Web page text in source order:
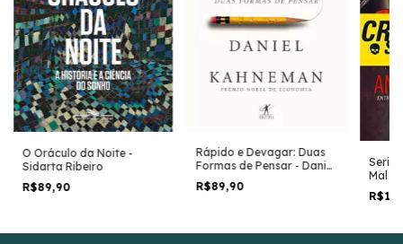
O Oráculo da Noite -
Sidarta Ribeiro
R$89,90
Rápido e Devagar: Duas
Formas de Pensar - Daniel
Kahneman
R$89,90
Seria
Mal -